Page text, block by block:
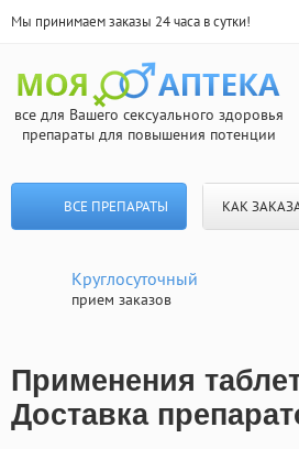
Мы принимаем заказы 24 часа в сутки!
все для Вашего сексуального здоровья
препараты для повышения потенции
ВСЕ ПРЕПАРАТЫ КАК
Круглосуточный
прием заказов
Применения
Доставка